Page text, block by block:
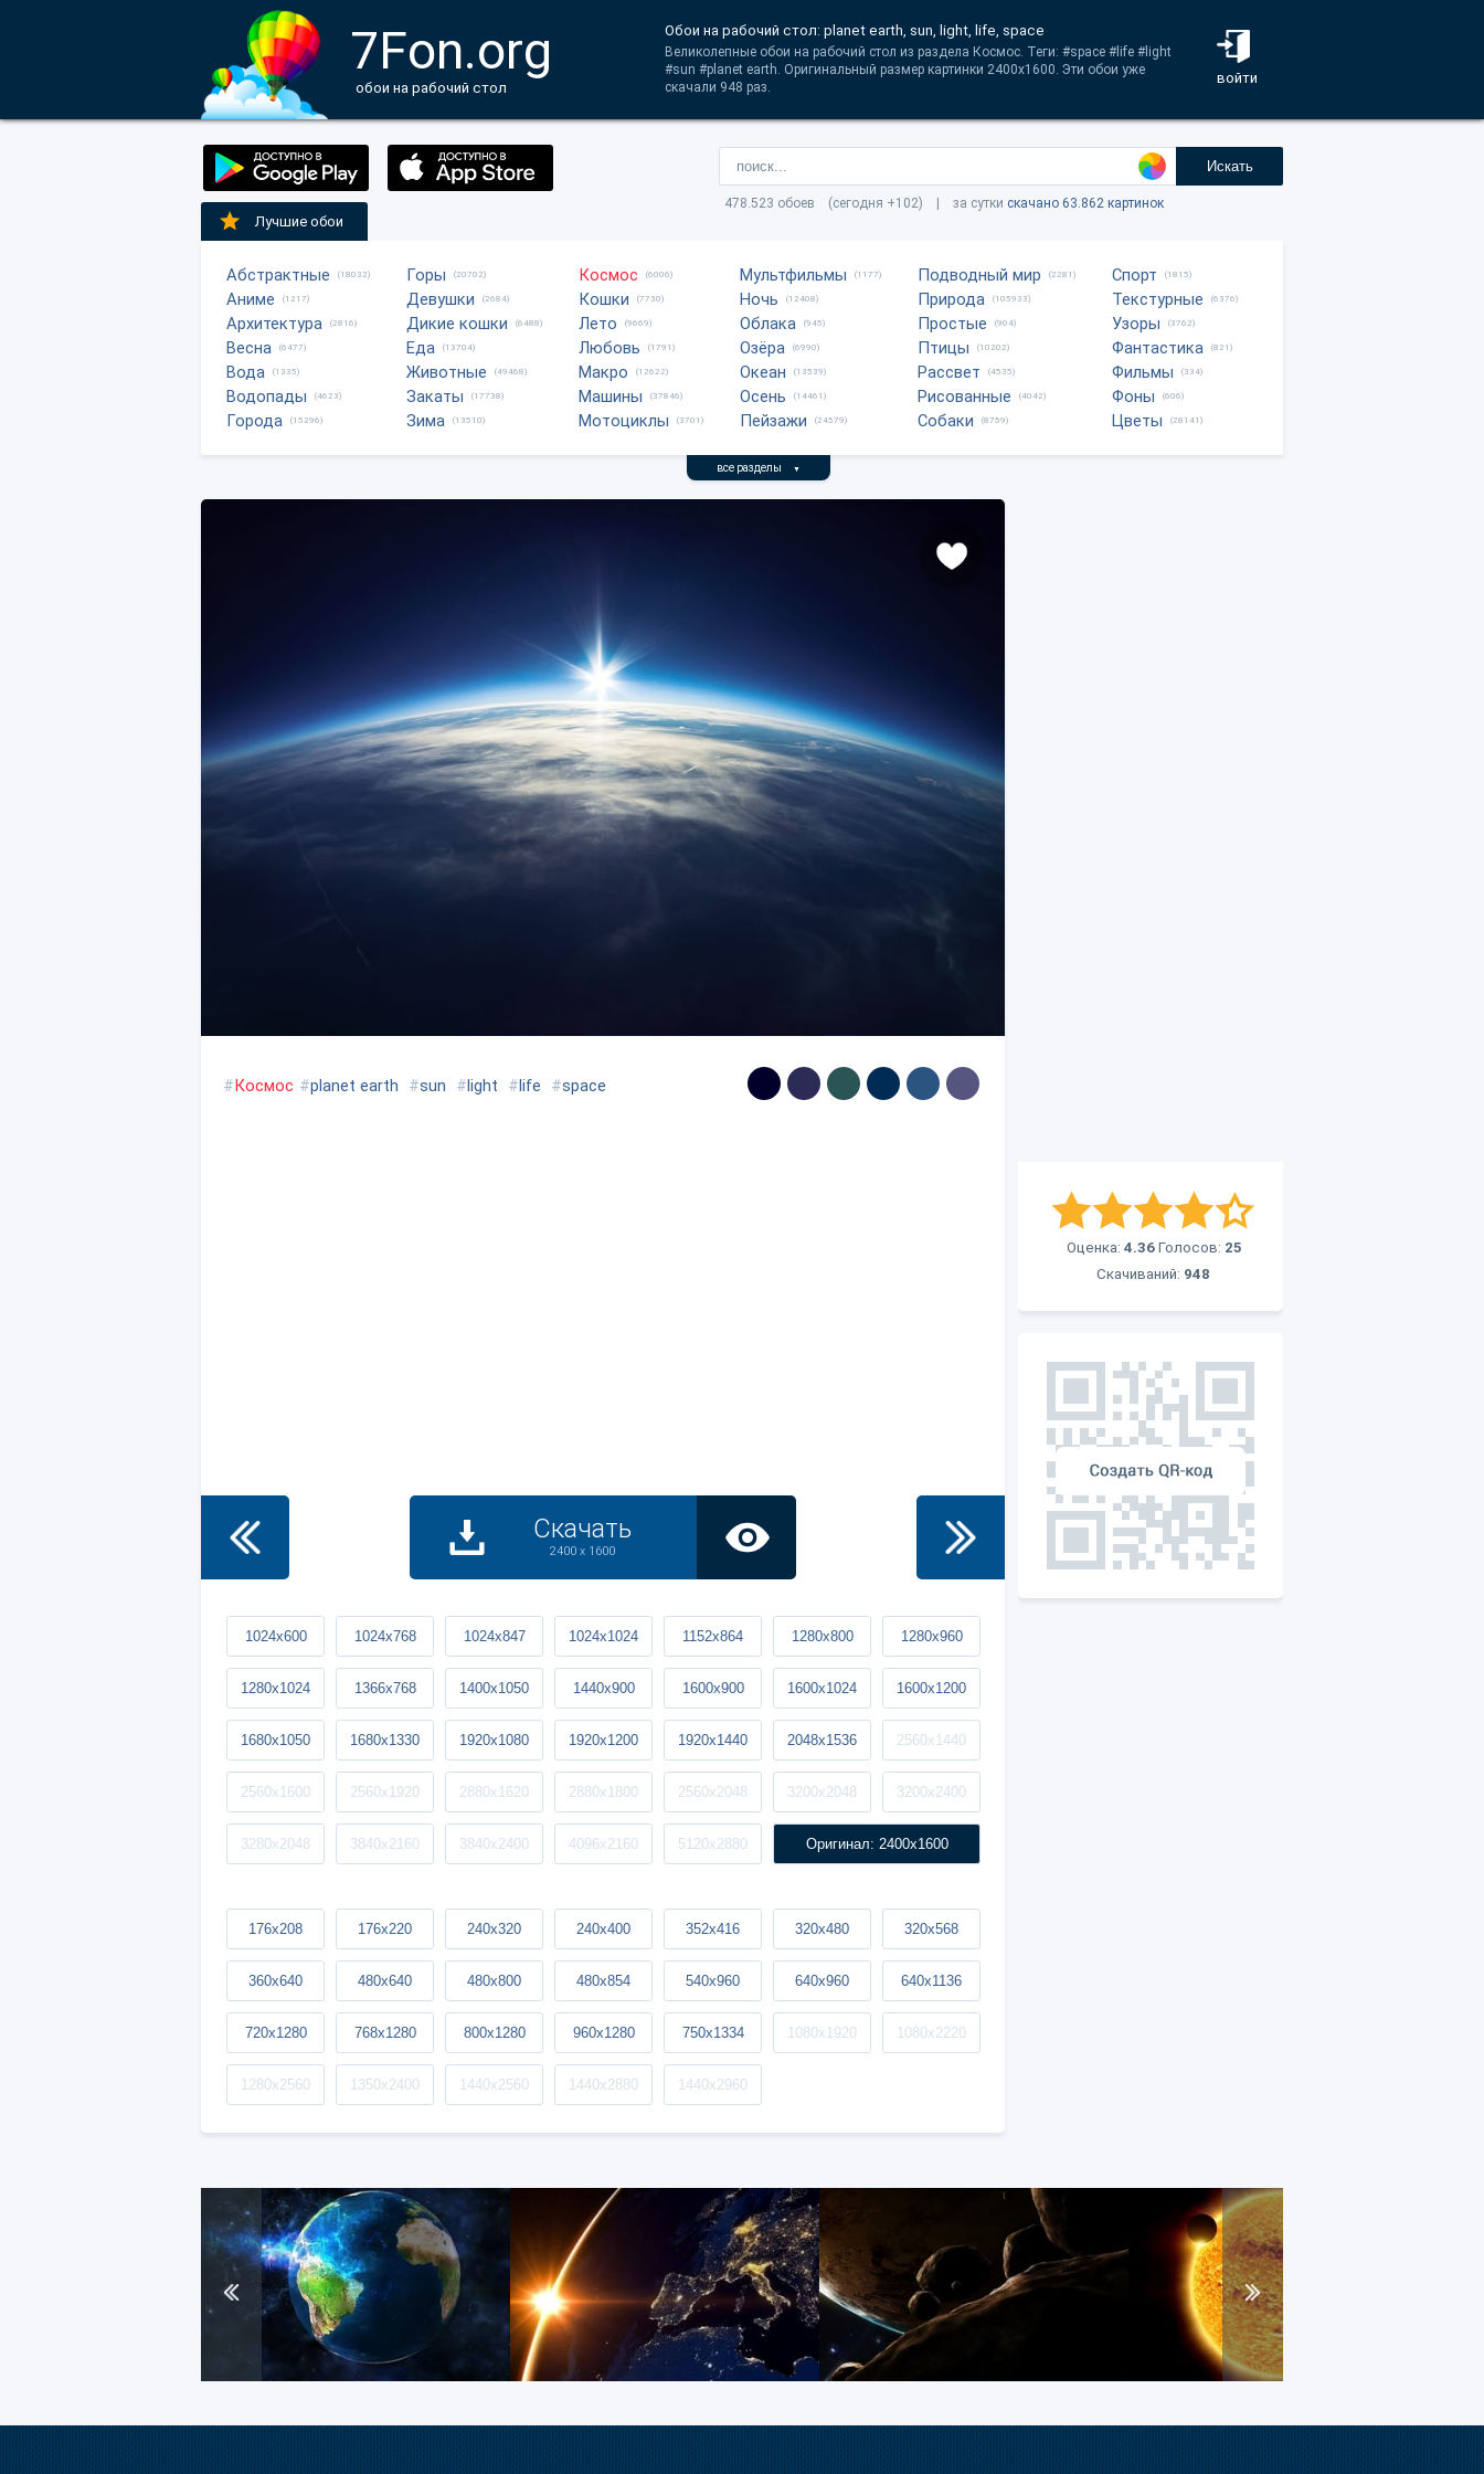
7Fon.org
обои на рабочий стол
войти
Обои на рабочий стол: planet earth, sun, light, life, space
Великолепные обои на рабочий стол из раздела Космос. Теги: #space #life #light
#sun #planet earth. Оригинальный размер картинки 2400x1600. Эти обои уже
скачали 948 раз.
Искать
478.523 обоев (сегодня +102) | за сутки скачано 63.862 картинок
Лучшие обои
Абстрактные (18032)
Аниме (1217)
Архитектура (2816)
Весна (6477)
Вода (1335)
Водопады (4623)
Города (15296)
Горы (20702)
Девушки (2684)
Дикие кошки (6488)
Еда (13704)
Животные (49468)
Закаты (17738)
Зима (13510)
Космос (6006)
Кошки (7730)
Лето (9669)
Любовь (1791)
Макро (12622)
Машины (37846)
Мотоциклы (3701)
Мультфильмы (1177)
Ночь (12408)
Облака (945)
Озёра (6990)
Океан (13539)
Осень (14461)
Пейзажи (24579)
Подводный мир (2281)
Природа (105933)
Простые (904)
Птицы (10202)
Рассвет (4535)
Рисованные (4042)
Собаки (8759)
Спорт (1815)
Текстурные (6376)
Узоры (3762)
Фантастика (821)
Фильмы (334)
Фоны (606)
Цветы (28141)
все разделы ▼
Оценка: 4.36 Голосов: 25
Скачиваний: 948
#Космос #planet earth #sun #light #life #space
Скачать
2400 x 1600
1024x600 1024x768 1024x847 1024x1024 1152x864 1280x800 1280x960
1280x1024 1366x768 1400x1050 1440x900 1600x900 1600x1024 1600x1200
1680x1050 1680x1330 1920x1080 1920x1200 1920x1440 2048x1536 2560x1440
2560x1600 2560x1920 2880x1620 2880x1800 2560x2048 3200x2048 3200x2400
3280x2048 3840x2160 3840x2400 4096x2160 5120x2880 Оригинал: 2400x1600
176x208 176x220 240x320 240x400 352x416 320x480 320x568
360x640 480x640 480x800 480x854 540x960 640x960 640x1136
720x1280 768x1280 800x1280 960x1280 750x1334 1080x1920 1080x2220
1280x2560 1350x2400 1440x2560 1440x2880 1440x2960